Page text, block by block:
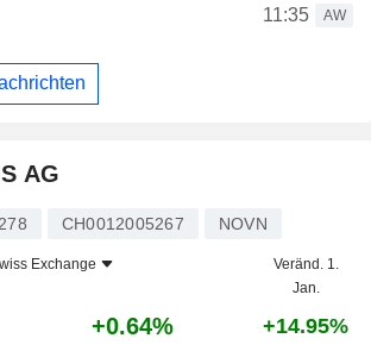
11:35 AW
AG
CH0012005267 NOVN
Exchange
Veränd. 1.
Jan.
+0.64% +14.95%